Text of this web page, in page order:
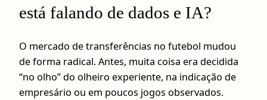
está falando de dados e IA?
O mercado de transferências no futebol mudou
de forma radical. Antes, muita coisa era decidida
“no olho” do olheiro experiente, na indicação de
empresário ou em poucos jogos observados.